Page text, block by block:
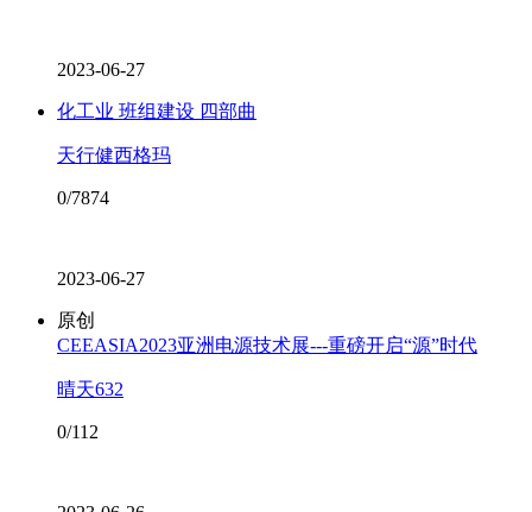
2023-06-27
化工业 班组建设 四部曲
天行健西格玛
0/7874
2023-06-27
原创
CEEASIA2023亚洲电源技术展---重磅开启“源”时代
晴天632
0/112